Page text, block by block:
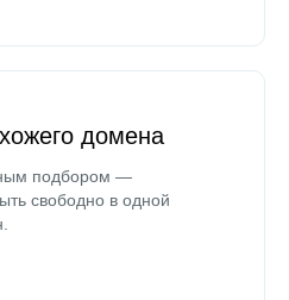
домена
подбором —
свободно в одной